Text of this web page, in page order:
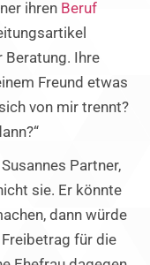
ihren Beruf
Ihre
Freund etwas
von mir trennt?
Partner,
sie. Er könnte
dann würde
für die